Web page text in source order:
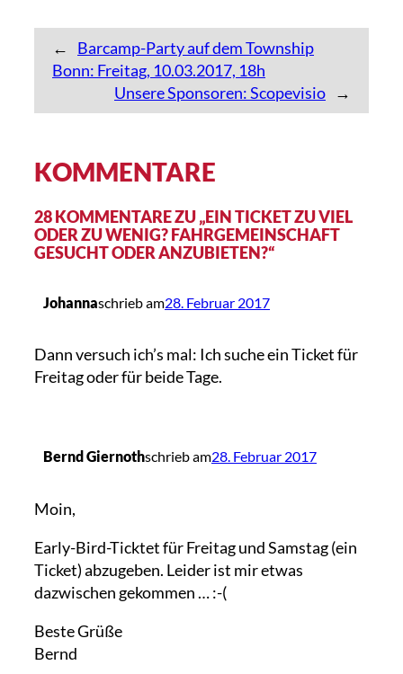
←
Barcamp-Party auf dem Township
Bonn: Freitag, 10.03.2017, 18h
Unsere Sponsoren: Scopevisio →
KOMMENTARE
28 KOMMENTARE ZU „EIN TICKET ZU VIEL
ODER ZU WENIG? FAHRGEMEINSCHAFT
GESUCHT ODER ANZUBIETEN?“
Johannaschrieb am28. Februar 2017
Dann versuch ich’s mal: Ich suche ein Ticket für
Freitag oder für beide Tage.
Bernd Giernothschrieb am28. Februar 2017
Moin,
Early-Bird-Ticktet für Freitag und Samstag (ein
Ticket) abzugeben. Leider ist mir etwas
dazwischen gekommen … :-(
Beste Grüße
Bernd